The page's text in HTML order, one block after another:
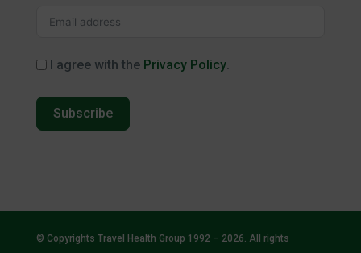
I agree with the Privacy Policy.
Subscribe
© Copyrights Travel Health Group 1992 – 2026. All rights